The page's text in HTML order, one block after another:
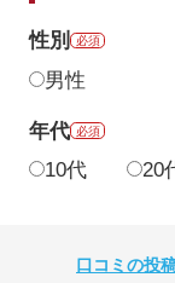
性別 必須
男性
年代 必須
10代 20
口コミの投